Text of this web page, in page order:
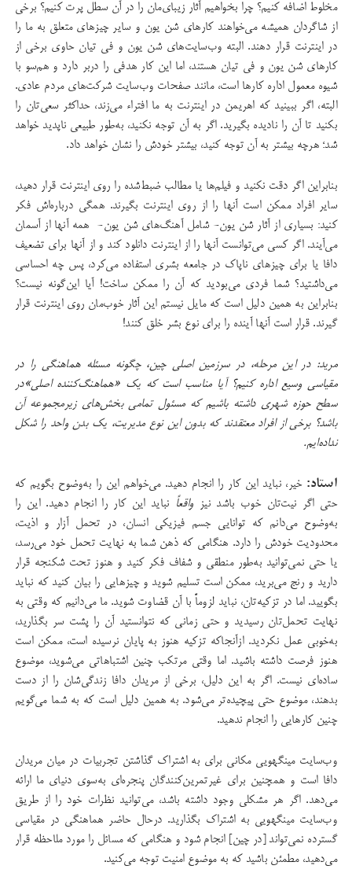
مخلوط اضافه کنیم؟ چرا بخواهیم آثار زیبای‌مان را در آن سطل پرت کنیم؟ برخی
از شاگردان همیشه می‌خواهند کارهای شن یون و سایر چیزهای متعلق به ما را
در اینترنت قرار دهند. البته وب‌سایت‌های شن یون و فی تیان حاوی برخی از
کارهای شن یون و فی تیان هستند، اما این کار هدفی را دربر دارد و هم‌سو با
شیوه معمول اداره کارها است، مانند صفحات وب‌سایت شرکت‌های مردم عادی.
البته، اگر ببینید که اهریمن در اینترنت به ما افتراء می‌زند، حداکثر سعی‌تان را
بکنید تا آن را نادیده بگیرید. اگر به آن توجه نکنید، به‌طور طبیعی ناپدید خواهد
شد؛ هرچه بیشتر به آن توجه کنید، بیشتر خودش را نشان خواهد داد.
بنابراین اگر دقت نکنید و فیلم‌ها یا مطالب ضبط‌شده را روی اینترنت قرار دهید،
سایر افراد ممکن است آنها را از روی اینترنت بگیرند. همگی درباره‌اش فکر
کنید: بسیاری از آثار شن یون- شامل آهنگ‌های شن یون- همه آنها از آسمان
می‌آیند. اگر کسی می‌توانست آنها را از اینترنت دانلود کند و از آنها برای تضعیف
دافا یا برای چیزهای ناپاک در جامعه بشری استفاده می‌کرد، پس چه احساسی
می‌داشتید؟ شما فردی می‌بودید که آن را ممکن ساخت! آیا این‌گونه نیست؟
بنابراین به همین دلیل است که مایل نیستم این آثار خوب‌مان روی اینترنت قرار
گیرند. قرار است آنها آینده را برای نوع بشر خلق کنند!
مرید: در این مرحله، در سرزمین اصلی چین، چگونه مسئله هماهنگی را در
مقیاسی وسیع اداره کنیم؟ آیا مناسب است که یک «هماهنگ‌کننده اصلی»در
سطح حوزه‌ شهری داشته باشیم که مسئول تمامی بخش‌های زیرمجموعه آن
باشد؟ برخی از افراد معتقدند که بدون این نوع مدیریت، یک بدن واحد را شکل
نداده‌ایم.
استاد:خیر، نباید این کار را انجام دهید. می‌خواهم این را به‌وضوح بگویم که
حتی اگر نیت‌تان خوب باشد نیز واقعاً نباید این کار را انجام دهید. این را
به‌وضوح می‌دانم که توانایی جسم فیزیکی انسان، در تحمل آزار و اذیت،
محدودیت خودش را دارد. هنگامی که ذهن شما به نهایت تحمل خود می‌رسد،
یا حتی نمی‌توانید به‌طور منطقی و شفاف فکر کنید و هنوز تحت شکنجه قرار
دارید و رنج می‌برید، ممکن است تسلیم شوید و چیزهایی را بیان کنید که نباید
بگویید. اما در تزکیه‌تان، نباید لزوماً با آن قضاوت شوید. ما می‌دانیم که وقتی به
نهایت تحمل‌تان رسیدید و حتی زمانی که نتوانستید آن را پشت سر بگذارید،
به‌خوبی عمل نکردید. ازآنجاکه تزکیه هنوز به پایان نرسیده است، ممکن است
هنوز فرصت داشته باشید. اما وقتی مرتکب چنین اشتباهاتی می‌شوید، موضوع
ساده‌ای نیست. اگر به این دلیل، برخی از مریدان دافا زندگی‌شان را از دست
بدهند، موضوع حتی پیچیده‌تر می‌شود. به همین دلیل است که به شما می‌گویم
چنین کارهایی را انجام ندهید.
وب‌سایت مینگهویی مکانی برای به اشتراک گذاشتن تجربیات در میان مریدان
دافا است و همچنین برای غیرتمرین‌کنندگان پنجره‌ای به‌سوی دنیای ما ارائه
می‌دهد. اگر هر مشکلی وجود داشته باشد، می‌توانید نظرات خود را از طریق
وب‌سایت مینگهویی به اشتراک بگذارید. درحال حاضر هماهنگی در مقیاسی
گسترده نمی‌تواند [در چین] انجام شود و هنگامی که مسائل را مورد ملاحظه قرار
می‌دهید، مطمئن باشید که به موضوع امنیت توجه می‌کنید.